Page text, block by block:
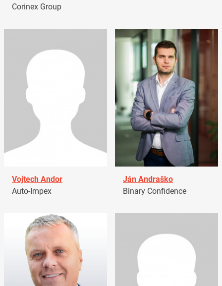
Corinex Group
Vojtech Andor
Auto-Impex
Ján Andraško
Binary Confidence